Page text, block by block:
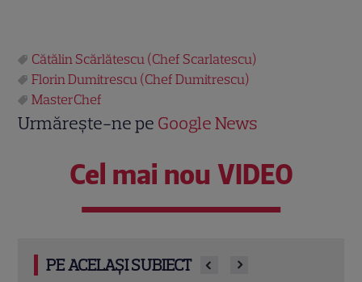
Cătălin Scărlătescu (Chef Scarlatescu)
Florin Dumitrescu (Chef Dumitrescu)
MasterChef
Urmărește-ne pe Google News
Cel mai nou VIDEO
PE ACELAȘI SUBIECT